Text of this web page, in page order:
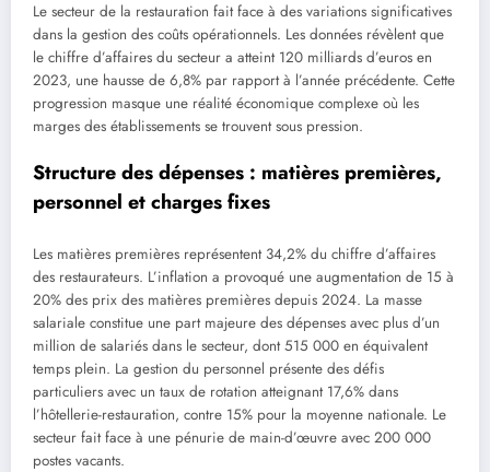
Le secteur de la restauration fait face à des variations significatives
dans la gestion des coûts opérationnels. Les données révèlent que
le chiffre d’affaires du secteur a atteint 120 milliards d’euros en
2023, une hausse de 6,8% par rapport à l’année précédente. Cette
progression masque une réalité économique complexe où les
marges des établissements se trouvent sous pression.
Structure des dépenses : matières premières,
personnel et charges fixes
Les matières premières représentent 34,2% du chiffre d’affaires
des restaurateurs. L’inflation a provoqué une augmentation de 15 à
20% des prix des matières premières depuis 2024. La masse
salariale constitue une part majeure des dépenses avec plus d’un
million de salariés dans le secteur, dont 515 000 en équivalent
temps plein. La gestion du personnel présente des défis
particuliers avec un taux de rotation atteignant 17,6% dans
l’hôtellerie-restauration, contre 15% pour la moyenne nationale. Le
secteur fait face à une pénurie de main-d’œuvre avec 200 000
postes vacants.